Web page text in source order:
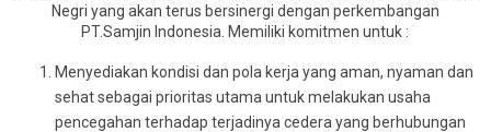
Negri yang akan terus bersinergi dengan perkembangan
PT.Samjin Indonesia. Memiliki komitmen untuk :
Menyediakan kondisi dan pola kerja yang aman, nyaman dan
sehat sebagai prioritas utama untuk melakukan usaha
pencegahan terhadap terjadinya cedera yang berhubungan